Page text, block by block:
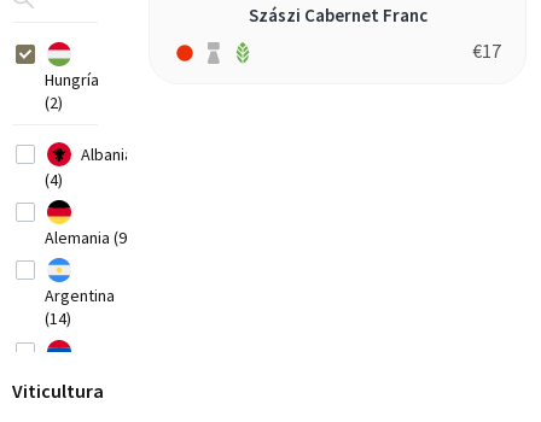
Hungría
(2)
Albania
(4)
Alemania (9)
Argentina
(14)
Viticultura
Szászi Cabernet Franc
€17